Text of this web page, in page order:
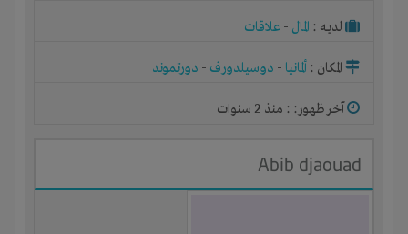
لديـه : المال - علاقات
المكان : ألمانيا - دوسيلدورف - دورتموند
آخر ظهور: : منذ 2 سنوات
Abib djaouad